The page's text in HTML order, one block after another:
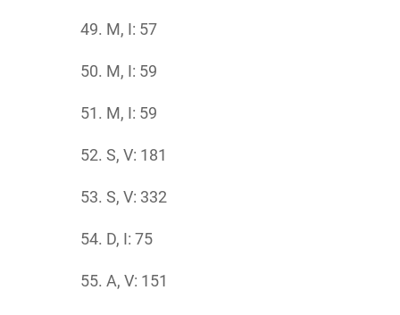
M, I: 57
M, I: 59
M, I: 59
S, V: 181
S, V: 332
D, I: 75
A, V: 151